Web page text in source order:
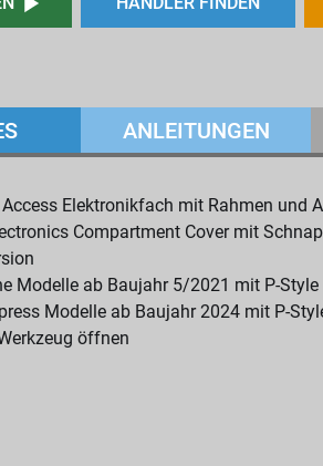
ANLEITUNGEN
Elektronikfach mit Rahmen und
Compartment Cover mit
Modelle ab Baujahr 5/2021 mit P-Style
Modelle ab Baujahr 2024 mit P-
öffnen